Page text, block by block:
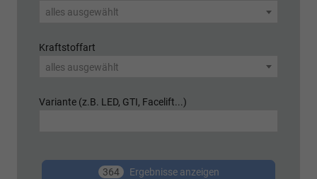
alles ausgewählt
Kraftstoffart
alles ausgewählt
Variante (z.B. LED, GTI, Facelift...)
364 Ergebnisse anzeigen